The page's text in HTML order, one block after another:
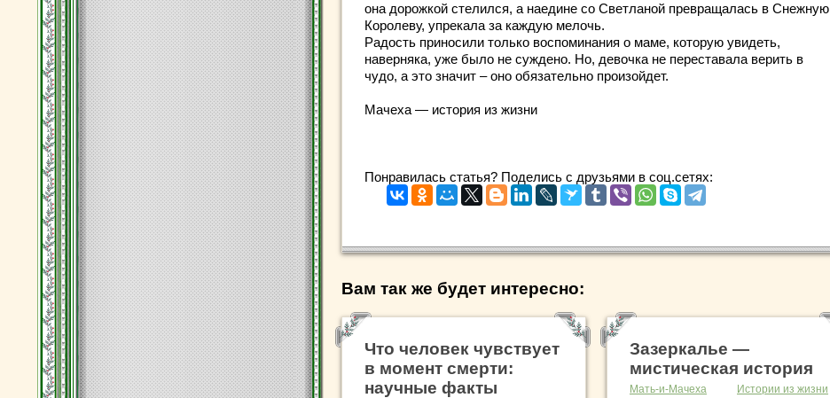
она дорожкой стелился, а наедине со Светланой превращалась в Снежную
Королеву, упрекала за каждую мелочь.
Радость приносили только воспоминания о маме, которую увидеть,
наверняка, уже было не суждено. Но, девочка не переставала верить в
чудо, а это значит – оно обязательно произойдет.
Мачеха — история из жизни
Понравилась статья? Поделись с друзьями в соц.сетях:
Вам так же будет интересно:
Что человек чувствует
в момент смерти:
научные факты
Зазеркалье —
мистическая история
Мать-и-Мачеха Истории из жизни